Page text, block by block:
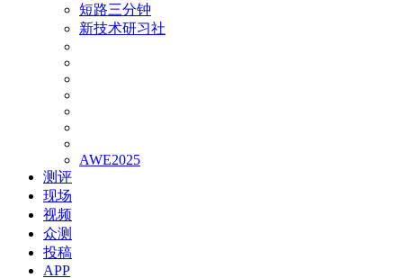
短路三分钟
新技术研习社
AWE2025
测评
现场
视频
众测
投稿
APP